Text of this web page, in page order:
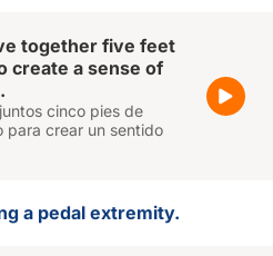
together five feet
create a sense of
cinco pies de
para crear un sentido
a pedal extremity.